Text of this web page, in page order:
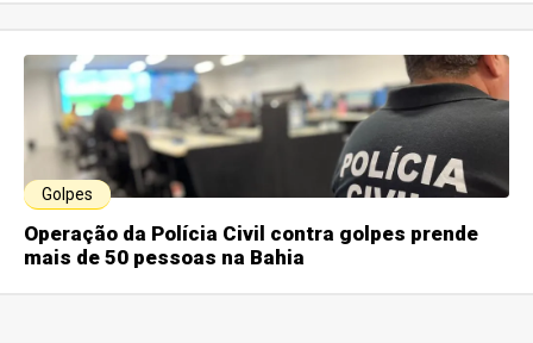
Golpes
Operação da Polícia Civil contra golpes prende
mais de 50 pessoas na Bahia